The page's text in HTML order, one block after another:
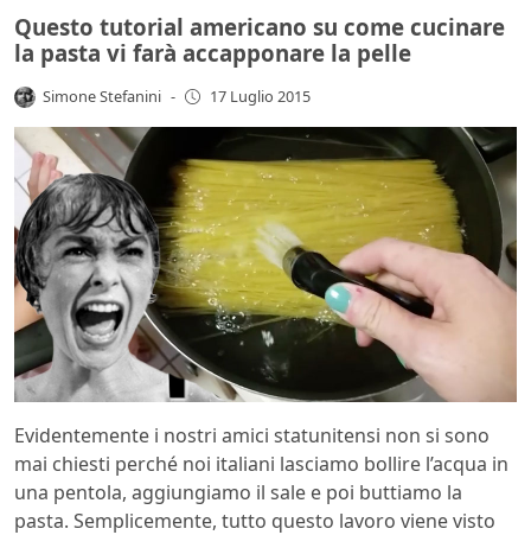
Questo tutorial americano su come cucinare
la pasta vi farà accapponare la pelle
Simone Stefanini - 17 Luglio 2015
Evidentemente i nostri amici statunitensi non si sono
mai chiesti perché noi italiani lasciamo bollire l’acqua in
una pentola, aggiungiamo il sale e poi buttiamo la
pasta. Semplicemente, tutto questo lavoro viene visto